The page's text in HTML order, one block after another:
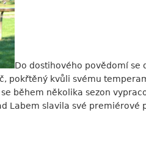
Do dostihového povědomí se
pokřtěný kvůli svému
během několika sezon
Labem slavila své premiérové